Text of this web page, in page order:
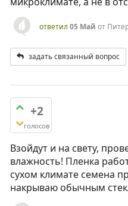
ответил 05 Май от
задать связанный вопрос
+2
голосов
Взойдут и на свету,
влажность! Пленка
сухом климате семена
накрываю обычным